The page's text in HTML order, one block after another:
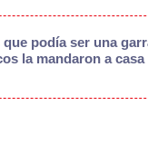
podía ser una
la mandaron a